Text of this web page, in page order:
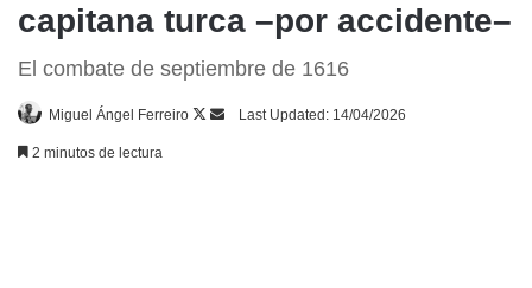
capitana turca –por accidente–
El combate de septiembre de 1616
Miguel Ángel Ferreiro
Follow
SendLast Updated: 14/04/2026
2 minutos de lectura